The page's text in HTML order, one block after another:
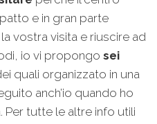
e in gran parte
vostra visita e riuscire ad
io vi propongo sei
quali organizzato in una
anch’io quando ho
Per tutte le altre info utili